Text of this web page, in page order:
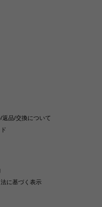
返品/交換について
に基づく表示